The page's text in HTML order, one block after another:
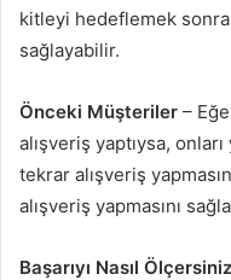
kitleyi hedeflemek
sağlayabilir.
Önceki Müşteriler –
alışveriş yaptıysa,
tekrar alışveriş
alışveriş yapmasını
Başarıyı Nasıl